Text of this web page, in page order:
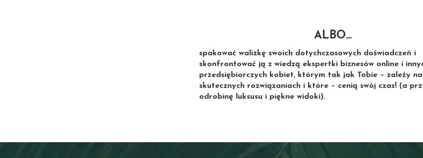
ALBO…
spakować walizkę swoich dotychczasowych doświadczeń i
skonfrontować ją z wiedzą ekspertki biznesów online i
przedsiębiorczych kobiet, którym tak jak Tobie – zależy na
skutecznych rozwiązaniach i które – cenią swój czas! (a
odrobinę luksusu i piękne widoki).